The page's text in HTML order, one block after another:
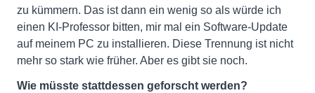
zu kümmern. Das ist dann ein wenig so als würde ich
einen KI-Professor bitten, mir mal ein Software-Update
auf meinem PC zu installieren. Diese Trennung ist nicht
mehr so stark wie früher. Aber es gibt sie noch.
Wie müsste stattdessen geforscht werden?